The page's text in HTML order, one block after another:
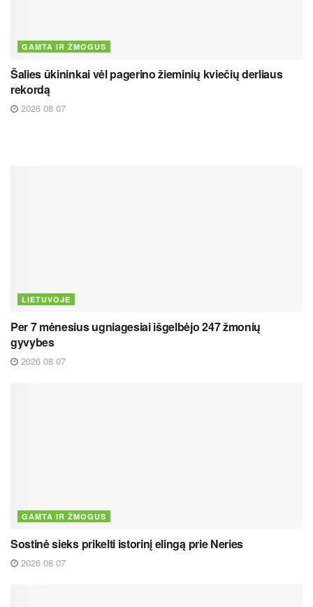
GAMTA IR ŽMOGUS
Šalies ūkininkai vėl pagerino žieminių kviečių derliaus
rekordą
2026 08 07
LIETUVOJE
Per 7 mėnesius ugniagesiai išgelbėjo 247 žmonių
gyvybes
2026 08 07
GAMTA IR ŽMOGUS
Sostinė sieks prikelti istorinį elingą prie Neries
2026 08 07